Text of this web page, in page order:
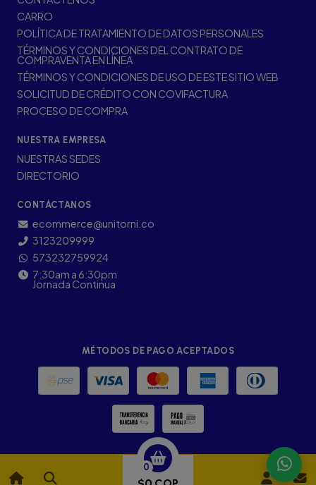
0
CARRO
POLÍTICA DE TRATAMIENTO DE DATOS PERSONALES
TÉRMINOS Y CONDICIONES DEL CONTRATO DE
COMPRAVENTA EN LÍNEA
TÉRMINOS Y CONDICIONES DE USO DE ESTE SITIO WEB
SOLICITUD DE CRÉDITO CON COVIFACTURA
PROCESO DE COMPRA
NUESTRA EMPRESA
NUESTRAS SEDES
DIRECTORIO
CONTÁCTANOS
ecommerce@unitorni.co
3123209999
573232759924
7:30am a 6:30pm
Jornada Continua
MÉTODOS DE PAGO ACEPTADOS